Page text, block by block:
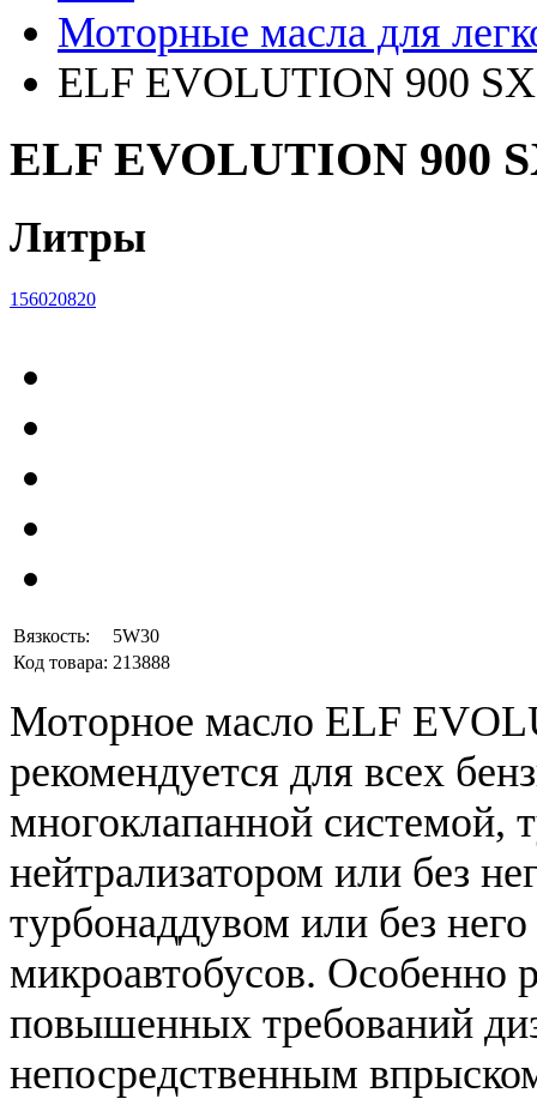
Моторные масла для
ELF EVOLUTION 900
ELF EVOLUTION 900
Литры
1 56020820
Вязкость:
5W30
Код товара: 213888
Моторное масло ELF
рекомендуется для всех
многоклапанной системой,
нейтрализатором или без
турбонаддувом или без
микроавтобусов. Особенно
повышенных требований
непосредственным